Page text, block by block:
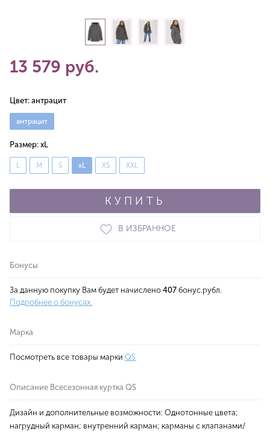
13 579 руб.
Цвет: антрацит
антрацит
Размер: xL
L M S xL XS XXL
КУПИТЬ
В ИЗБРАННОЕ
Бонусы
За данную покупку Вам будет начислено 407 бонус.рубл.
Подробнее о бонусах.
Марка
Посмотреть все товары марки QS
Описание Всесезонная куртка QS
Дизайн и дополнительные возможности: Однотонные цвета;
нагрудный карман; внутренний карман; карманы с клапанами/